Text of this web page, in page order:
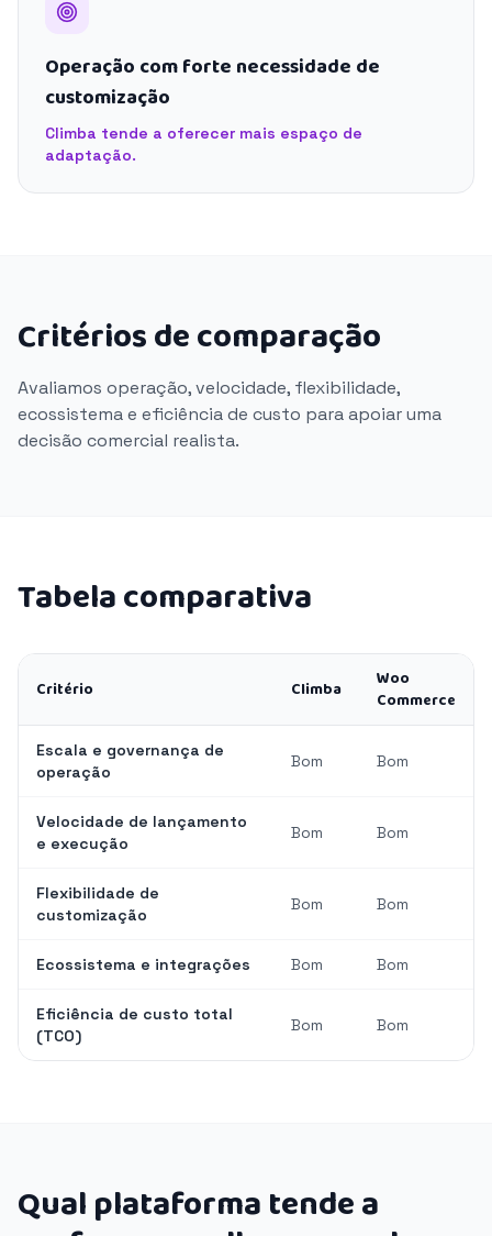
Operação com forte necessidade de
customização
Climba tende a oferecer mais espaço de
adaptação.
Critérios de comparação
Avaliamos operação, velocidade, flexibilidade,
ecossistema e eficiência de custo para apoiar uma
decisão comercial realista.
Tabela comparativa
Critério Climba
Woo
Commerce
Escala e governança de
operação
Bom Bom
Velocidade de lançamento
e execução
Bom Bom
Flexibilidade de
customização
Bom Bom
Ecossistema e integrações Bom Bom
Eficiência de custo total
(TCO)
Bom Bom
Qual plataforma tende a